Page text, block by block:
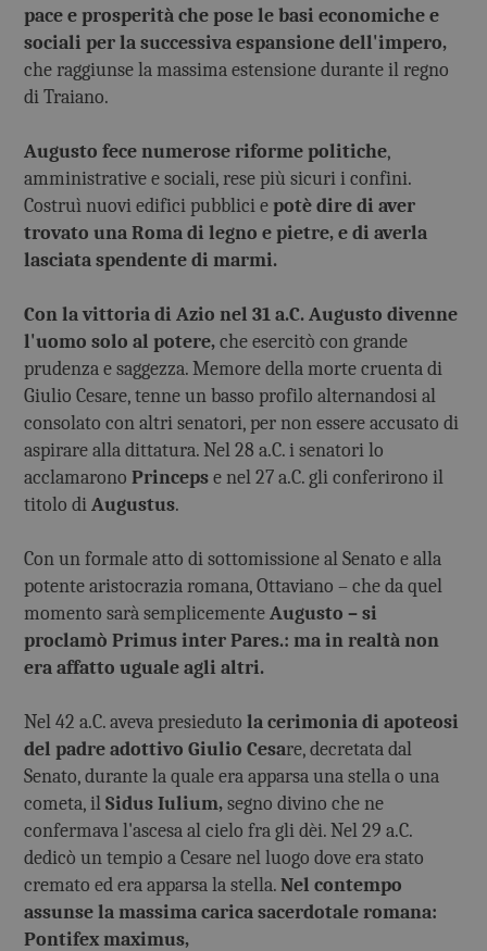
pace e prosperità che pose le basi economiche e
sociali per la successiva espansione dell'impero,
che raggiunse la massima estensione durante il regno
di Traiano.
Augusto fece numerose riforme politiche,
amministrative e sociali, rese più sicuri i confini.
Costruì nuovi edifici pubblici e potè dire di aver
trovato una Roma di legno e pietre, e di averla
lasciata spendente di marmi.
Con la vittoria di Azio nel 31 a.C. Augusto divenne
l'uomo solo al potere, che esercitò con grande
prudenza e saggezza. Memore della morte cruenta di
Giulio Cesare, tenne un basso profilo alternandosi al
consolato con altri senatori, per non essere accusato di
aspirare alla dittatura. Nel 28 a.C. i senatori lo
acclamarono Princeps e nel 27 a.C. gli conferirono il
titolo di Augustus.
Con un formale atto di sottomissione al Senato e alla
potente aristocrazia romana, Ottaviano – che da quel
momento sarà semplicemente Augusto – si
proclamò Primus inter Pares.: ma in realtà non
era affatto uguale agli altri.
Nel 42 a.C. aveva presieduto la cerimonia di apoteosi
del padre adottivo Giulio Cesare, decretata dal
Senato, durante la quale era apparsa una stella o una
cometa, il Sidus Iulium, segno divino che ne
confermava l'ascesa al cielo fra gli dèi. Nel 29 a.C.
dedicò un tempio a Cesare nel luogo dove era stato
cremato ed era apparsa la stella. Nel contempo
assunse la massima carica sacerdotale romana:
Pontifex maximus,